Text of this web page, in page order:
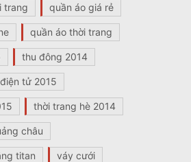
trang quần áo giá rẻ
quần áo thời trang
thu đông 2014
tử 2015
thời trang hè 2014
châu
titan váy cưới